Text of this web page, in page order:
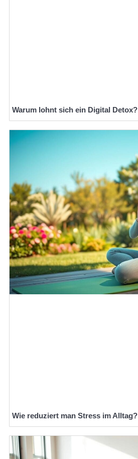
Warum lohnt sich ein Digital Detox?
Wie reduziert man Stress im Alltag?